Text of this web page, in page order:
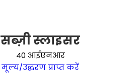
सब्ज़ी स्लाइसर
40 आईएनआर
मूल्य/उद्धरण प्राप्त करें